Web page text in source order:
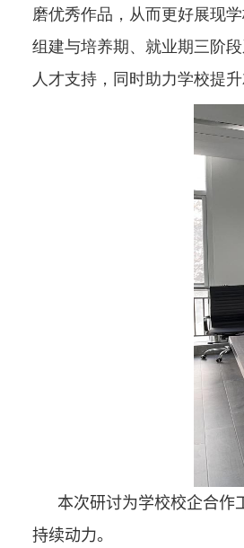
磨优秀作品，从而更好展现
组建与培养期、就业期三阶
人才支持，同时助力学校提
本次研讨为学校校企合作
持续动力。